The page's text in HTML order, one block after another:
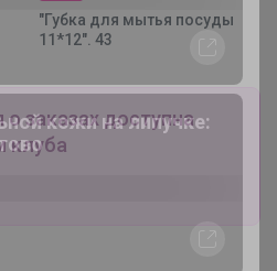
"Губка для мытья посуды
11*12". 43
заказах доступна
клуба
обманка для
134-164